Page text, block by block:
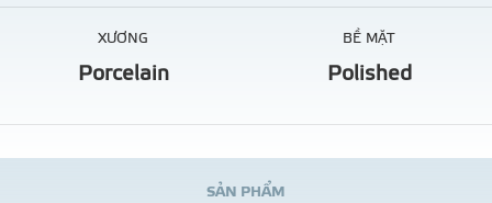
XƯƠNG
Porcelain
BỀ MẶT
Polished
SẢN PHẨM